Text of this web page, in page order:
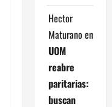
Hector
Maturano en
UOM
reabre
paritarias:
buscan